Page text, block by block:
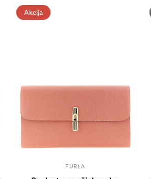
Akcija
FURLA